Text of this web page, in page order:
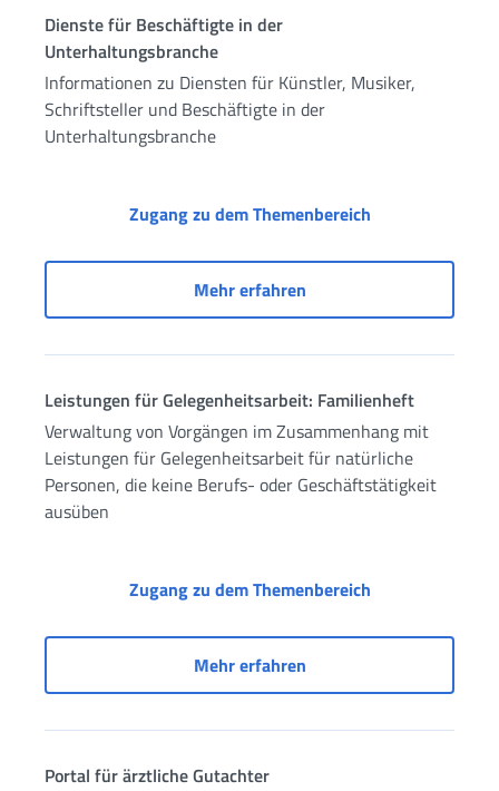
Dienste für Beschäftigte in der
Unterhaltungsbranche
Informationen zu Diensten für Künstler, Musiker,
Schriftsteller und Beschäftigte in der
Unterhaltungsbranche
Zugang zu dem ThemenbereichDienste für
Mehr erfahrenDienste für
Leistungen für Gelegenheitsarbeit: Familienheft
Verwaltung von Vorgängen im Zusammenhang mit
Leistungen für Gelegenheitsarbeit für natürliche
Personen, die keine Berufs- oder Geschäftstätigkeit
ausüben
Zugang zu dem ThemenbereichLeistungen für
Mehr erfahrenLeistungen für
Portal für ärztliche Gutachter